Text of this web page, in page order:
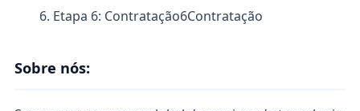
Etapa 6: Contratação6Contratação
Sobre nós: